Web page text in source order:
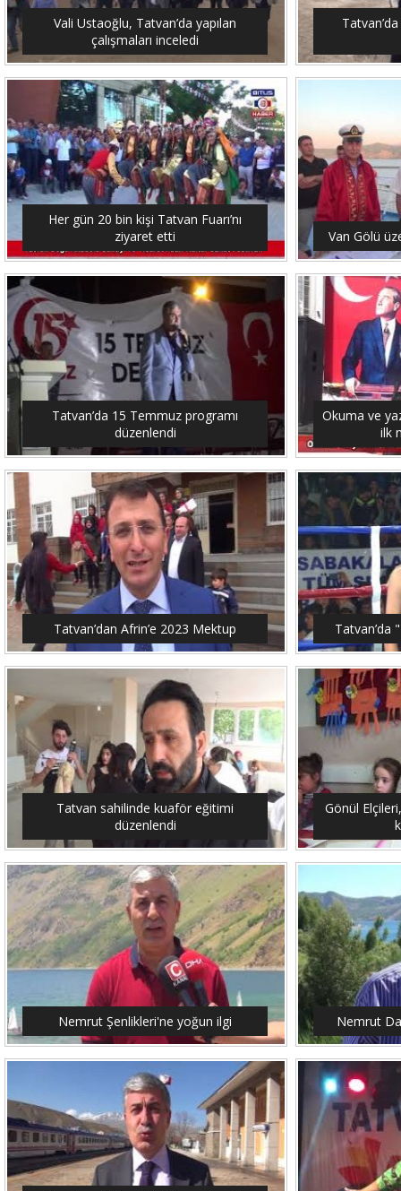
Vali Ustaoğlu, Tatvan’da yapılan
çalışmaları inceledi
Her gün 20 bin kişi Tatvan Fuarı’nı
ziyaret etti
Van Gölü
Tatvan’da 15 Temmuz programı
düzenlendi
Okuma ve
ilk
Tatvan’dan Afrin’e 2023 Mektup Tatvan’da
Tatvan sahilinde kuaför eğitimi
düzenlendi
Gönül
Nemrut Şenlikleri'ne yoğun ilgi Nemrut